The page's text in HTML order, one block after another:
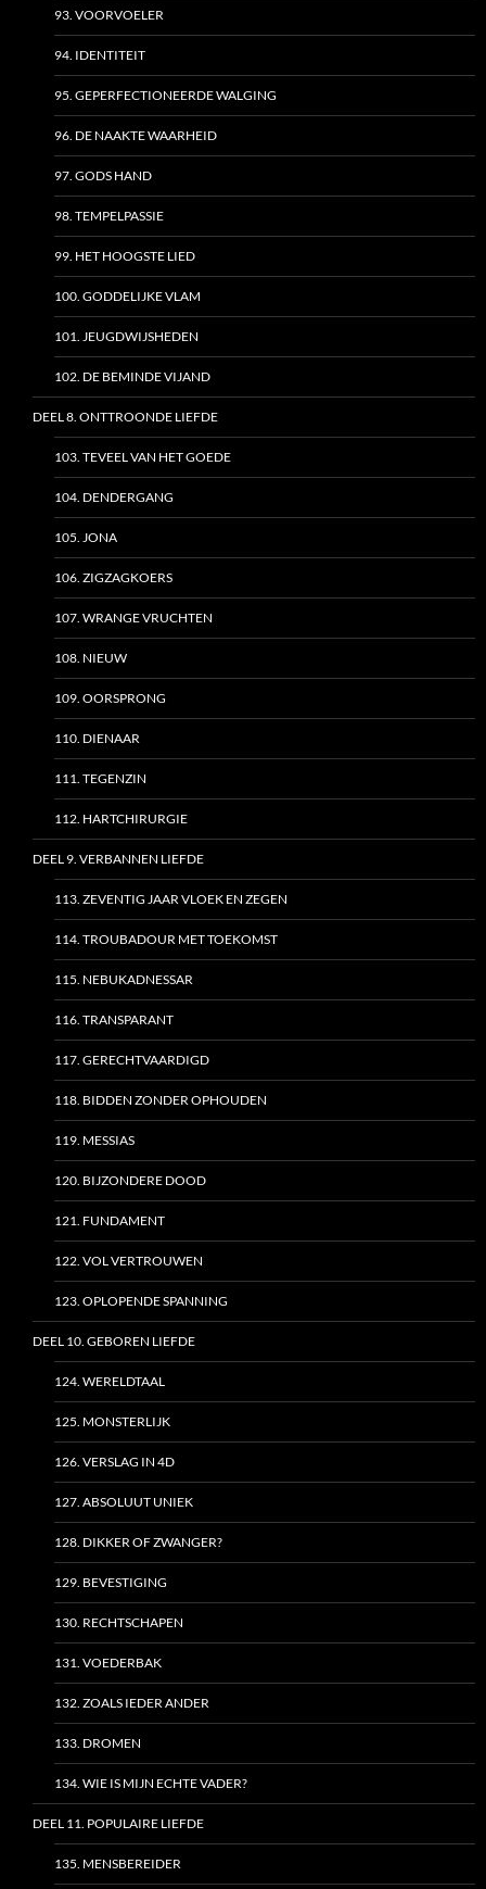
93. VOORVOELER
94. IDENTITEIT
95. GEPERFECTIONEERDE WALGING
96. DE NAAKTE WAARHEID
97. GODS HAND
98. TEMPELPASSIE
99. HET HOOGSTE LIED
100. GODDELIJKE VLAM
101. JEUGDWIJSHEDEN
102. DE BEMINDE VIJAND
DEEL 8. ONTTROONDE LIEFDE
103. TEVEEL VAN HET GOEDE
104. DENDERGANG
105. JONA
106. ZIGZAGKOERS
107. WRANGE VRUCHTEN
108. NIEUW
109. OORSPRONG
110. DIENAAR
111. TEGENZIN
112. HARTCHIRURGIE
DEEL 9. VERBANNEN LIEFDE
113. ZEVENTIG JAAR VLOEK EN ZEGEN
114. TROUBADOUR MET TOEKOMST
115. NEBUKADNESSAR
116. TRANSPARANT
117. GERECHTVAARDIGD
118. BIDDEN ZONDER OPHOUDEN
119. MESSIAS
120. BIJZONDERE DOOD
121. FUNDAMENT
122. VOL VERTROUWEN
123. OPLOPENDE SPANNING
DEEL 10. GEBOREN LIEFDE
124. WERELDTAAL
125. MONSTERLIJK
126. VERSLAG IN 4D
127. ABSOLUUT UNIEK
128. DIKKER OF ZWANGER?
129. BEVESTIGING
130. RECHTSCHAPEN
131. VOEDERBAK
132. ZOALS IEDER ANDER
133. DROMEN
134. WIE IS MIJN ECHTE VADER?
DEEL 11. POPULAIRE LIEFDE
135. MENSBEREIDER